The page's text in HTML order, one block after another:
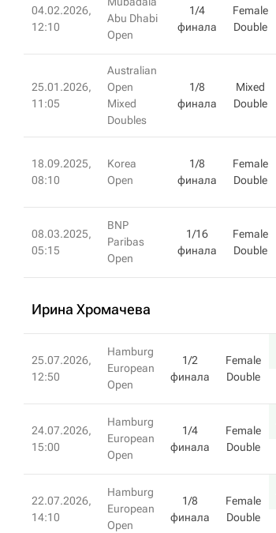
04.02.2026,
12:10
Abu Dhabi
Open
1/4
финала
Female
Double
25.01.2026,
11:05
Australian
Open
Mixed
Doubles
1/8
финала
Mixed
Double
18.09.2025,
08:10
Korea
Open
1/8
финала
Female
Double
08.03.2025,
05:15
BNP
Paribas
Open
1/16
финала
Female
Double
Ирина Хромачева
25.07.2026,
12:50
Hamburg
European
Open
1/2
финала
Female
Double
24.07.2026,
15:00
Hamburg
European
Open
1/4
финала
Female
Double
22.07.2026,
14:10
Hamburg
European
Open
1/8
финала
Female
Double